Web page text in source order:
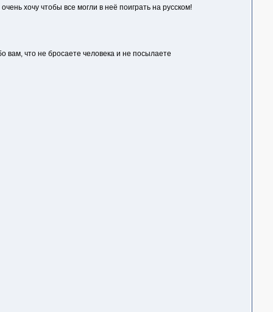
хочу чтобы все могли в неё поиграть на русском!
вам, что не бросаете человека и не посылаете